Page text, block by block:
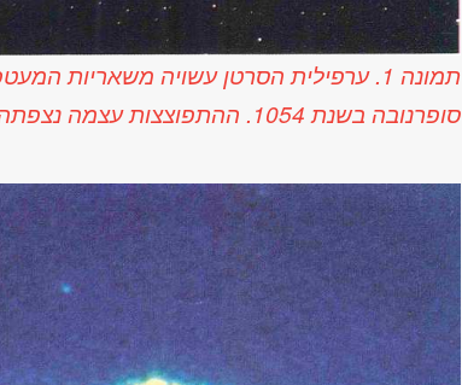
תמונה 1. ערפילית הסרטן עשויה משאריות
סופרנובה בשנת 1054. ההתפוצצות עצמה נצפתה על ידי סינים.